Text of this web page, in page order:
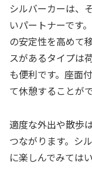
シルバーカーは、
いパートナーです
の安定性を高めて
スがあるタイプは
も便利です。座面
て休憩することが
適度な外出や散歩
つながります。シ
に楽しんでみては